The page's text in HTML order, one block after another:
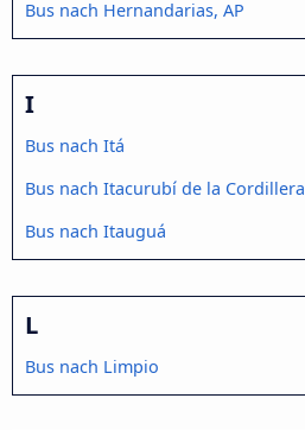
Bus nach Hernandarias, AP
I
Bus nach Itá
Bus nach Itacurubí de la Cordillera
Bus nach Itauguá
L
Bus nach Limpio